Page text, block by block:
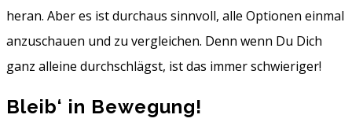
heran. Aber es ist durchaus sinnvoll, alle Optionen einmal
anzuschauen und zu vergleichen. Denn wenn Du Dich
ganz alleine durchschlägst, ist das immer schwieriger!
Bleib‘ in Bewegung!